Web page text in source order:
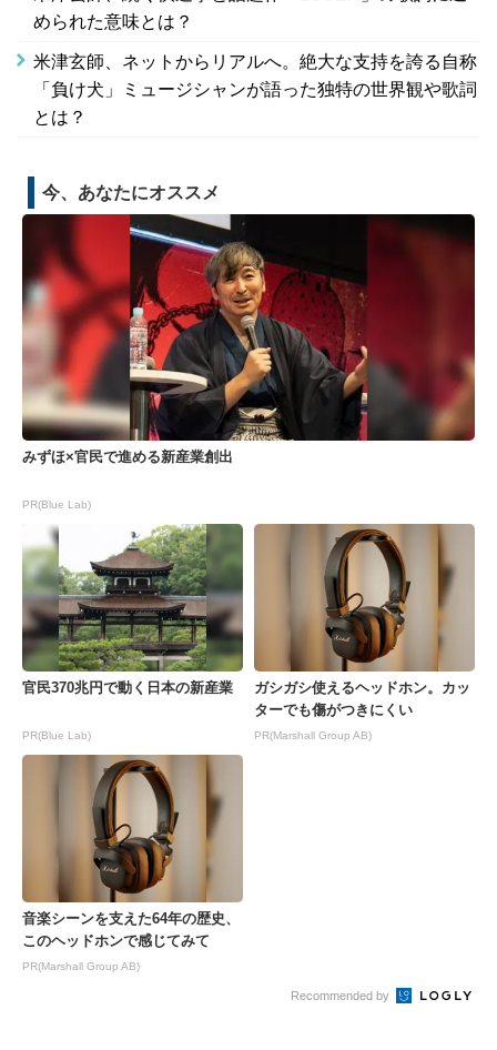
められた意味とは？
米津玄師、ネットからリアルへ。絶大な支持を誇る自称
「負け犬」ミュージシャンが語った独特の世界観や歌詞
とは？
今、あなたにオススメ
みずほ×官民で進める新産業創出
PR(Blue Lab)
官民370兆円で動く日本の新産業
PR(Blue Lab)
ガシガシ使えるヘッドホン。カッ
ターでも傷がつきにくい
PR(Marshall Group AB)
音楽シーンを支えた64年の歴史、
このヘッドホンで感じてみて
PR(Marshall Group AB)
Recommended by